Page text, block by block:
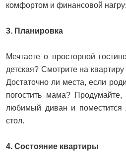
комфортом и финансовой
3. Планировка
Мечтаете о просторной
детская? Смотрите на
Достаточно ли места, если
погостить мама?
любимый диван и
стол.
4. Состояние квартиры